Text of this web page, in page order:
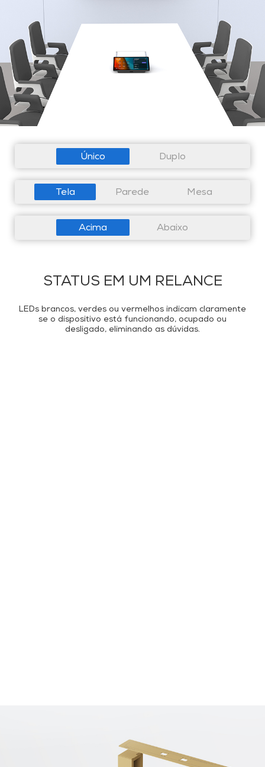
Único Duplo
Tela Parede Mesa
Acima Abaixo
STATUS EM UM RELANCE
LEDs brancos, verdes ou vermelhos indicam claramente
se o dispositivo está funcionando, ocupado ou
desligado, eliminando as dúvidas.